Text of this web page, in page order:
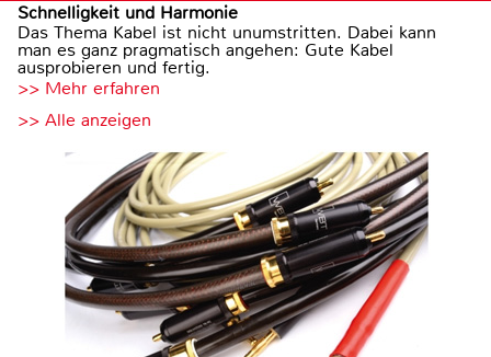
Schnelligkeit und Harmonie
Das Thema Kabel ist nicht unumstritten. Dabei kann
man es ganz pragmatisch angehen: Gute Kabel
ausprobieren und fertig.
>> Mehr erfahren
>> Alle anzeigen